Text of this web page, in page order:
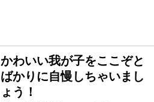
かわいい我が子をここぞと
ばかりに自慢しちゃいまし
ょう！